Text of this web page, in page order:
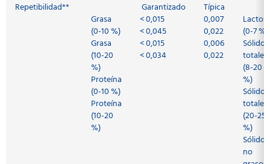
Repetibilidad**
Grasa
(0-10 %)
Grasa
(10-20
%)
Proteína
(0-10 %)
Proteína
(10-20
%)
Garantizado
< 0,015
< 0,045
< 0,015
< 0,034
Típica
0,007
0,022
0,006
0,022
(0-7 %)
Sólidos
totales
(8-20
%)
Sólidos
totales
(20-25
%)
Sólidos
no